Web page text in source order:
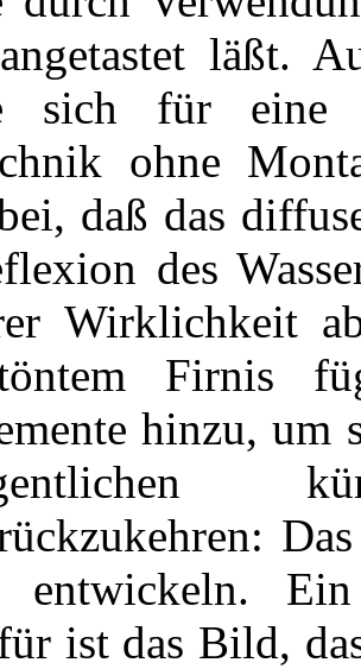
läßt.
sich für eine
ohne
daß das
des
Wirklichkeit
Firnis
hinzu, um
entwickeln. Ein
ist das Bild,